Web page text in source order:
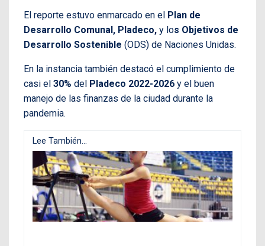
El reporte estuvo enmarcado en el Plan de
Desarrollo Comunal, Pladeco, y los Objetivos de
Desarrollo Sostenible (ODS) de Naciones Unidas.
En la instancia también destacó el cumplimiento de
casi el 30% del Pladeco 2022-2026 y el buen
manejo de las finanzas de la ciudad durante la
pandemia.
Lee También...